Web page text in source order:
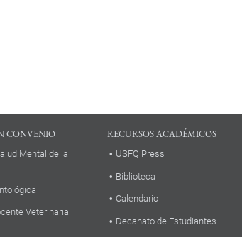
CONVENIO
Mental de la
Veterinaria
RECURSOS ACADÉMICOS
USFQ Press
Biblioteca
Calendario
Decanato de Estudiantes